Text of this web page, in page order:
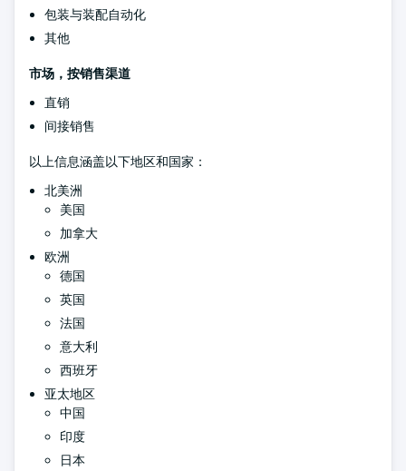
包装与装配自动化
其他
市场，按销售渠道
直销
间接销售
以上信息涵盖以下地区和国家：
北美洲
美国
加拿大
欧洲
德国
英国
法国
意大利
西班牙
亚太地区
中国
印度
日本